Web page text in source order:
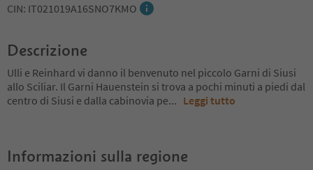
CIN: IT021019A16SNO7KMO
Descrizione
Ulli e Reinhard vi danno il benvenuto nel piccolo Garni di Siusi
allo Sciliar. Il Garni Hauenstein si trova a pochi minuti a piedi dal
centro di Siusi e dalla cabinovia pe... Leggi tutto
Informazioni sulla regione